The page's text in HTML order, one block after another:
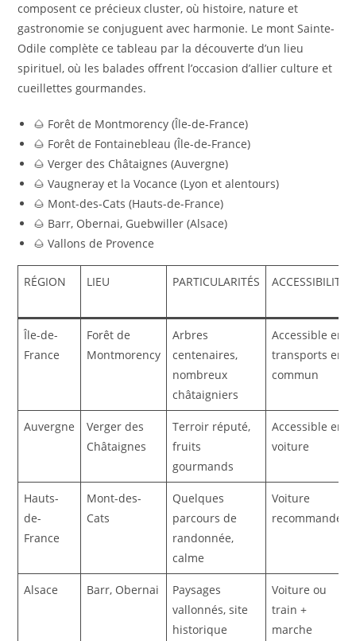
composent ce précieux cluster, où histoire, nature et
gastronomie se conjuguent avec harmonie. Le mont Sainte-
Odile complète ce tableau par la découverte d’un lieu
spirituel, où les balades offrent l’occasion d’allier culture et
cueillettes gourmandes.
🌰 Forêt de Montmorency (Île-de-France)
🌰 Forêt de Fontainebleau (Île-de-France)
🌰 Verger des Châtaignes (Auvergne)
🌰 Vaugneray et la Vocance (Lyon et alentours)
🌰 Mont-des-Cats (Hauts-de-France)
🌰 Barr, Obernai, Guebwiller (Alsace)
🌰 Vallons de Provence
RÉGION LIEU PARTICULARITÉS ACCESSIBILITÉ
Île-de-
France
Forêt de
Montmorency
Arbres
centenaires,
nombreux
châtaigniers
Accessible en
transports en
commun
Auvergne
Verger des
Châtaignes
Terroir réputé,
fruits
gourmands
Accessible en
voiture
Hauts-
de-
France
Mont-des-
Cats
Quelques
parcours de
randonnée,
calme
Voiture
recommandée
Alsace Barr, Obernai
Paysages
vallonnés, site
historique
Voiture ou
train +
marche